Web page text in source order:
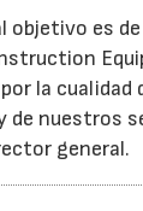
objetivo es
la cualidad
de nuestros
general.